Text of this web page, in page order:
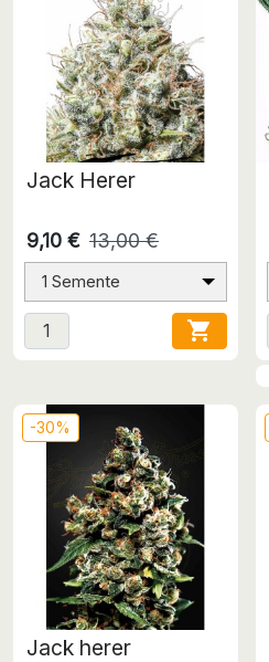
Jack Herer
9,10 € 13,00 €
1 Semente

-30%
Jack herer